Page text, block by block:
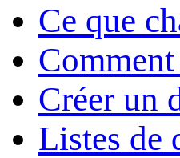
Ce que
Créer un
Listes de